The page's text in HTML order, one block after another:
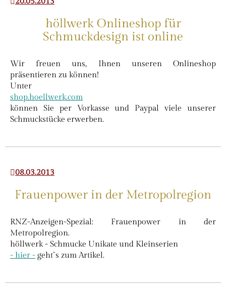
höllwerk Onlineshop für
Schmuckdesign ist online
Wir freuen uns, Ihnen unseren Onlineshop
präsentieren zu können!
Unter
shop.hoellwerk.com
können Sie per Vorkasse und Paypal viele unserer
Schmuckstücke erwerben.
08.03.2013
Frauenpower in der Metropolregion
RNZ-Anzeigen-Spezial: Frauenpower in der
Metropolregion.
höllwerk - Schmucke Unikate und Kleinserien
- hier - geht`s zum Artikel.